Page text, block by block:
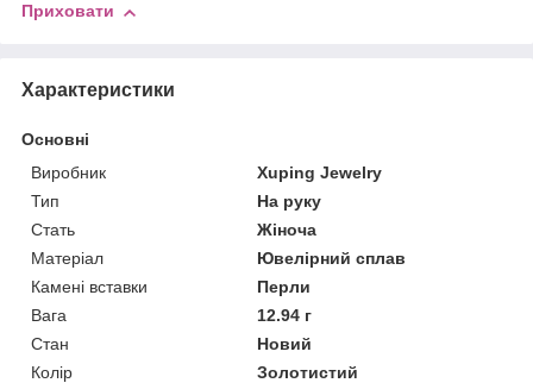
Приховати
Характеристики
Основні
Виробник
Xuping Jewelry
Тип
На руку
Стать
Жіноча
Матеріал
Ювелірний сплав
Камені вставки
Перли
Вага
12.94 г
Стан
Новий
Колір
Золотистий